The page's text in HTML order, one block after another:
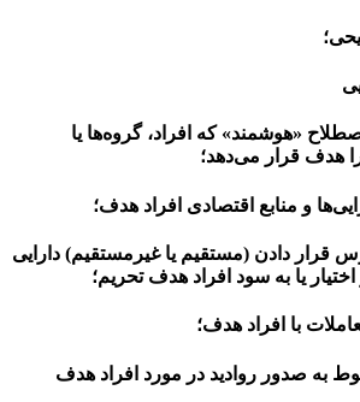
«هوشمند» که افراد، گروه­‌ها یا
هدف قرار می­‌دهد؛
و منابع اقتصادی افراد هدف؛
دادن (مستقیم یا غیرمستقیم) دارایی­‌
اختیار یا به سود افراد هدف تحریم؛
با افراد هدف؛
به صدور روادید در مورد افراد هدف